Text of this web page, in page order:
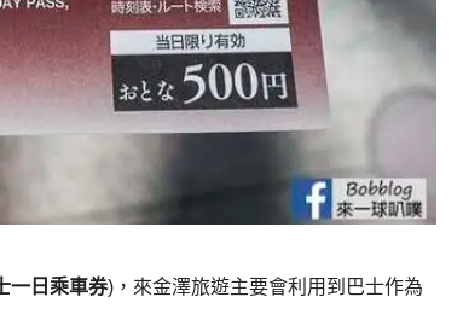
一日乘車券)，來金澤旅遊主要會利用到巴士作為